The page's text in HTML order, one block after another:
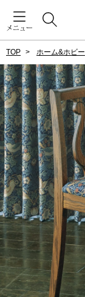
メニュー
ダーウェア
TOP ホーム&ホビー